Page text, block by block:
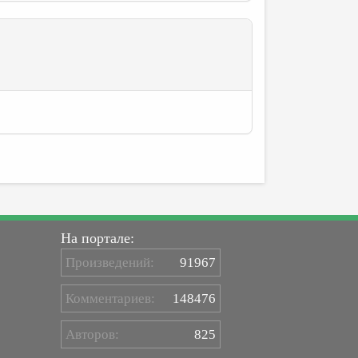
На портале:
Произведений: 91967
Комментариев: 148476
Авторов: 825